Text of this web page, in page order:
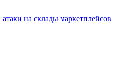
на склады маркетплейсов